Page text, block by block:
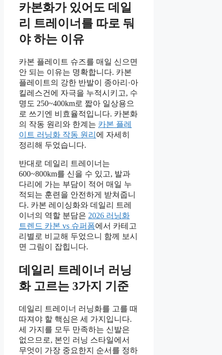
카본화가 있어도 데일
리 트레이너를 따로 둬
야 하는 이유
카본 플레이트 슈즈를 매일 신으면
안 되는 이유는 명확합니다. 카본
플레이트의 강한 반발이 종아리·아
킬레스건에 자극을 누적시키고, 수
명도 250~400km로 짧아 일상용으
로 쓰기엔 비효율적입니다. 카본화
의 작동 원리와 한계는 카본 플레
이트 러닝화 작동 원리 에 자세히
정리해 두었습니다.
반대로 데일리 트레이너는
600~800km를 신을 수 있고, 발과
다리에 가는 부담이 적어 매일 누
적되는 훈련을 안전하게 받쳐줍니
다. 카본 레이싱화와 데일리 트레
이너의 역할 분담은 2026 러닝화
트렌드 카본 vs 슈퍼폼에서 카테고
리별로 비교해 두었으니 함께 보시
면 그림이 잡힙니다.
데일리 트레이너 러닝
화 고르는 3가지 기준
데일리 트레이너 러닝화를 고를 때
따져야 할 핵심은 세 가지입니다.
세 가지를 모두 만족하는 신발은
없으므로, 본인 러닝 스타일에서
무엇이 가장 중요한지 순서를 정하